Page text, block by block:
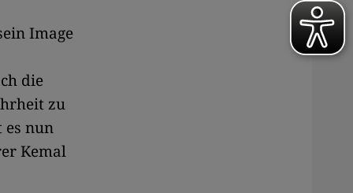
Image
die
zu
es nun
Kemal